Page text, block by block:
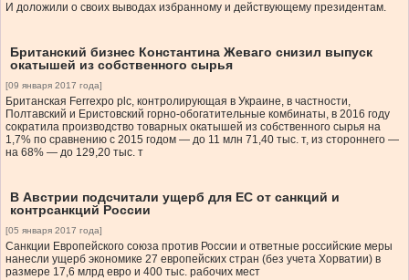
И доложили о своих выводах избранному и действующему президентам.
Британский бизнес Константина Жеваго снизил выпуск
окатышей из собственного сырья
[09 января 2017 года]
Британская Ferrexpo plc, контролирующая в Украине, в частности,
Полтавский и Еристовский горно-обогатительные комбинаты, в 2016 году
сократила производство товарных окатышей из собственного сырья на
1,7% по сравнению с 2015 годом — до 11 млн 71,40 тыс. т, из стороннего —
на 68% — до 129,20 тыс. т
В Австрии подсчитали ущерб для ЕС от санкций и
контрсанкций России
[05 января 2017 года]
Санкции Европейского союза против России и ответные российские меры
нанесли ущерб экономике 27 европейских стран (без учета Хорватии) в
размере 17,6 млрд евро и 400 тыс. рабочих мест